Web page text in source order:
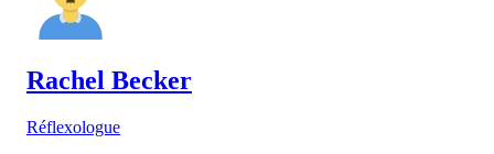
Rachel Becker
Réflexologue